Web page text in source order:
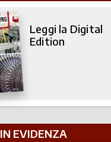
Leggi la Digital
Edition
IN EVIDENZA